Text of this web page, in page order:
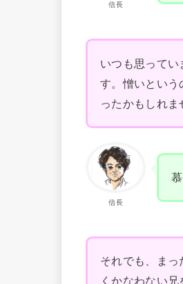
信長
いつも思って
す。憎いという
ったかもしれま
信長
それでも、まっ
くかなわない兄